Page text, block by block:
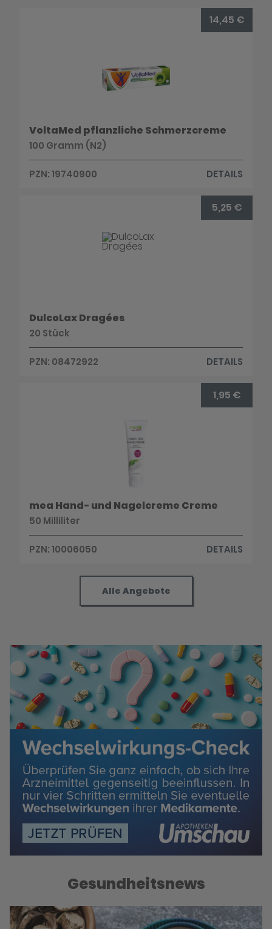
14,45 €
VoltaMed pflanzliche Schmerzcreme
100 Gramm (N2)
PZN: 19740900 DETAILS
5,25 €
DulcoLax Dragées
20 Stück
PZN: 08472922 DETAILS
1,95 €
mea Hand- und Nagelcreme Creme
50 Milliliter
PZN: 10006050 DETAILS
Alle Angebote
Gesundheitsnews